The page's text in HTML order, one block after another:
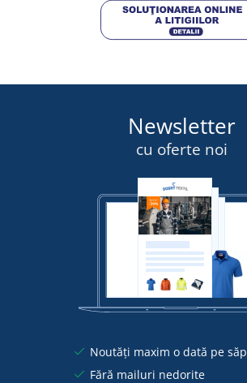
Newsletter
cu oferte noi
Noutăți maxim o dată pe
Fără mailuri nedorite